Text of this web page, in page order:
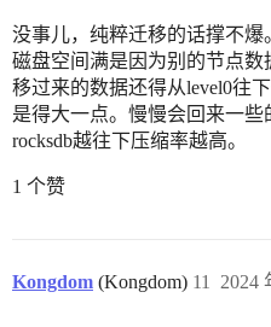
没事儿，纯粹迁移的话撑不爆
磁盘空间满是因为别的节点数
移过来的数据还得从level0往
是得大一点。慢慢会回来一些
rocksdb越往下压缩率越高。
1 个赞
Kongdom (Kongdom) 2024
11